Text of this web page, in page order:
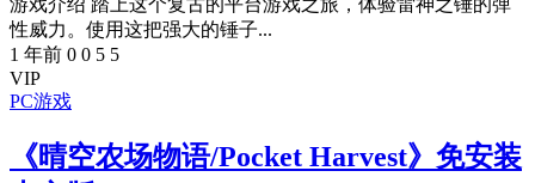
性威力。使用这把强大的锤子...
1 年前 0 0 5 5
VIP
PC游戏
《晴空农场物语/Pocket Harvest》免安装